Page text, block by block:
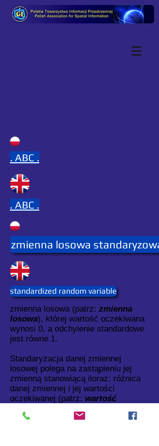
. ABC .
. ABC .
zmienna losowa
standardized random variable
zmienna losowa (patrz: zmienna
losowa), której wartość oczekiwana
wynosi 0, a odchylenie standardowe
jest równe 1.
Standaryzacja danej zmiennej
losowej polega na zastąpieniu jej
zmienną stanowiącą iloraz: różnica
danej zmiennej i jej wartości
oczekiwanej (patrz: wartość
odchylenie standardowe (patrz: